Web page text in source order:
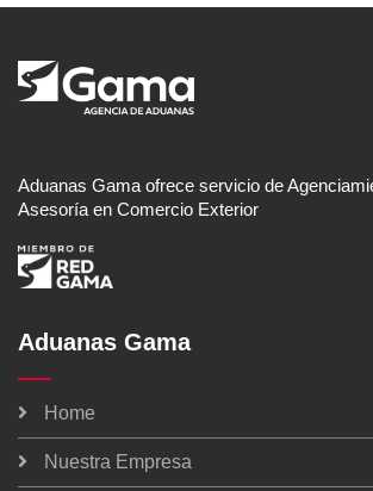
Aduanas Gama ofrece servicio de
Asesoría en Comercio Exterior
Aduanas Gama
Home
Nuestra Empresa